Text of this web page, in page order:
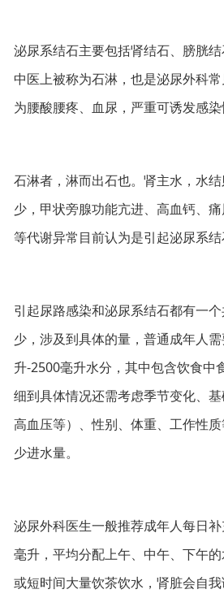
泌尿系结石主要包括肾结石、膀胱
中医上被称为石淋，也是泌尿外科
为腰酸腰疼、血尿，严重可诱发感染
石淋者，淋而出石也。肾主水，水
少，甲状旁腺功能亢进、高血钙、
等代谢异常目前认为是引起泌尿系结
引起尿路感染和泌尿系结石都有一
少，涉及到具体的量，普通成年人
升-2500毫升水分，其中包含饮食中
细到具体情况还需考虑季节变化、基
高血压等）、性别、体重、工作性
少进水量。
泌尿外科医生一般推荐成年人每日
毫升，平均分配上午、中午、下午
或短时间大量饮茶饮水，肾脏会自